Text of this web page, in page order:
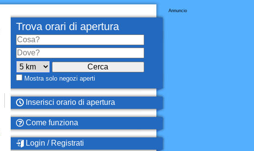
Annuncio
Trova orari di apertura
Mostra solo negozi aperti
Inserisci orario di apertura
Come funziona
Login / Registrati